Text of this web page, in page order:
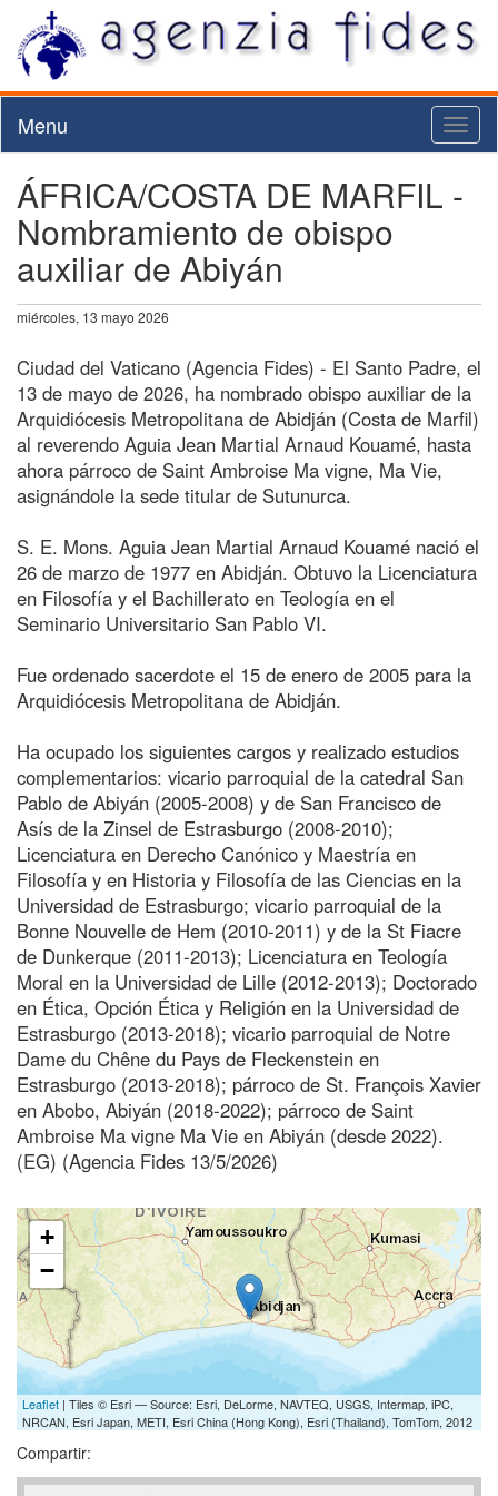
Menu
ÁFRICA/COSTA DE MARFIL -
Nombramiento de obispo
auxiliar de Abiyán
miércoles, 13 mayo 2026
Ciudad del Vaticano (Agencia Fides) - El Santo Padre, el
13 de mayo de 2026, ha nombrado obispo auxiliar de la
Arquidiócesis Metropolitana de Abidján (Costa de Marfil)
al reverendo Aguia Jean Martial Arnaud Kouamé, hasta
ahora párroco de Saint Ambroise Ma vigne, Ma Vie,
asignándole la sede titular de Sutunurca.
S. E. Mons. Aguia Jean Martial Arnaud Kouamé nació el
26 de marzo de 1977 en Abidján. Obtuvo la Licenciatura
en Filosofía y el Bachillerato en Teología en el
Seminario Universitario San Pablo VI.
Fue ordenado sacerdote el 15 de enero de 2005 para la
Arquidiócesis Metropolitana de Abidján.
Ha ocupado los siguientes cargos y realizado estudios
complementarios: vicario parroquial de la catedral San
Pablo de Abiyán (2005-2008) y de San Francisco de
Asís de la Zinsel de Estrasburgo (2008-2010);
Licenciatura en Derecho Canónico y Maestría en
Filosofía y en Historia y Filosofía de las Ciencias en la
Universidad de Estrasburgo; vicario parroquial de la
Bonne Nouvelle de Hem (2010-2011) y de la St Fiacre
de Dunkerque (2011-2013); Licenciatura en Teología
Moral en la Universidad de Lille (2012-2013); Doctorado
en Ética, Opción Ética y Religión en la Universidad de
Estrasburgo (2013-2018); vicario parroquial de Notre
Dame du Chêne du Pays de Fleckenstein en
Estrasburgo (2013-2018); párroco de St. François Xavier
en Abobo, Abiyán (2018-2022); párroco de Saint
Ambroise Ma vigne Ma Vie en Abiyán (desde 2022).
(EG) (Agencia Fides 13/5/2026)
+
−
Leaflet | Tiles © Esri — Source: Esri, DeLorme, NAVTEQ, USGS, Intermap, iPC,
NRCAN, Esri Japan, METI, Esri China (Hong Kong), Esri (Thailand), TomTom, 2012
Compartir: